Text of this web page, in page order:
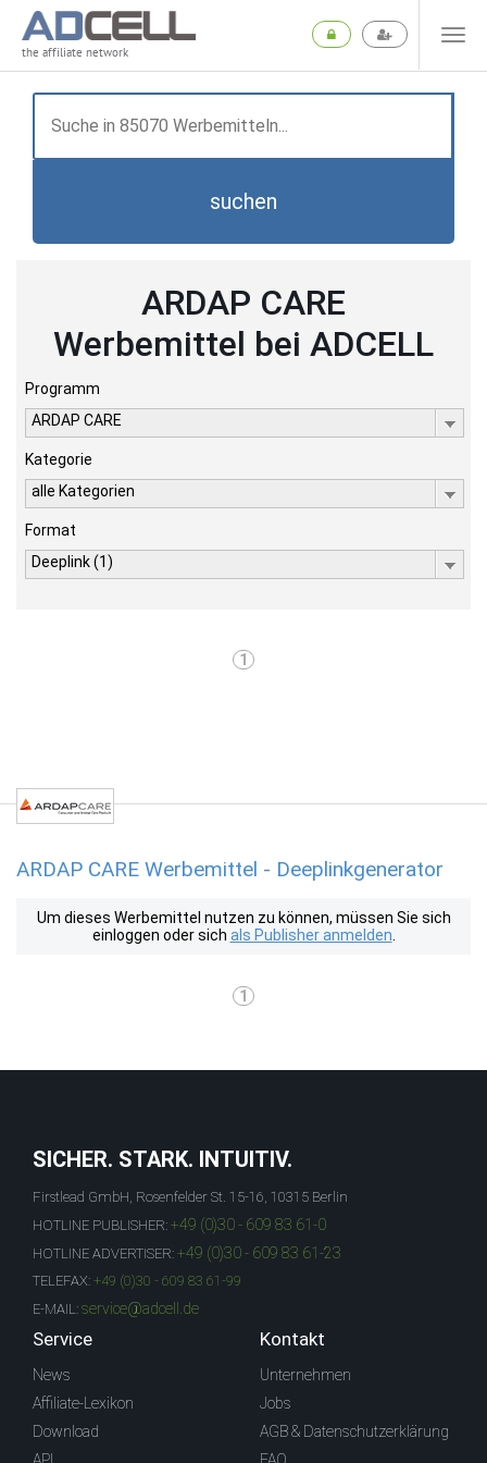
the affiliate network
suchen
ARDAP CARE
Werbemittel bei ADCELL
Programm
ARDAP CARE
Kategorie
alle Kategorien
Format
Deeplink (1)
1
ARDAP CARE Werbemittel - Deeplinkgenerator
Um dieses Werbemittel nutzen zu können, müssen Sie sich
einloggen oder sich als Publisher anmelden
1
SICHER. STARK. INTUITIV.
Firstlead GmbH, Rosenfelder St. 15-16, 10315 Berlin
HOTLINE PUBLISHER: +49 (0)30 - 609 83 61-0
HOTLINE ADVERTISER: +49 (0)30 - 609 83 61-23
TELEFAX: +49 (0)30 - 609 83 61-99
E-MAIL: service@adcell.de
Service
News
Affiliate-Lexikon
Download
Kontakt
Unternehmen
Jobs
AGB & Datenschutzerklärung